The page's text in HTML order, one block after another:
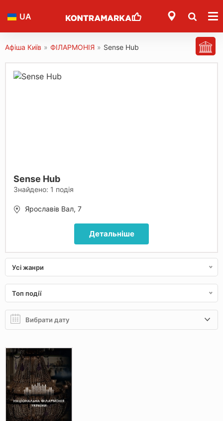
UA
Афіша Київ » ФІЛАРМОНІЯ » Sense Hub
Sense Hub
Знайдено: 1 подія
Ярославів Вал, 7
Детальніше
Усі жанри
Топ події